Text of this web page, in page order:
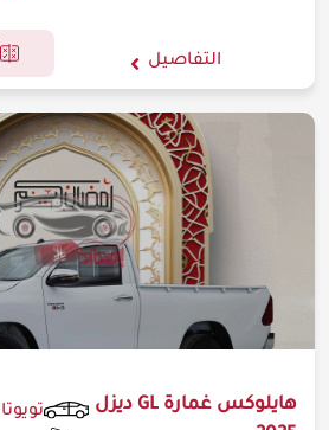
التفاصيل
هايلوكس غمارة GL ديزل
تويوتا